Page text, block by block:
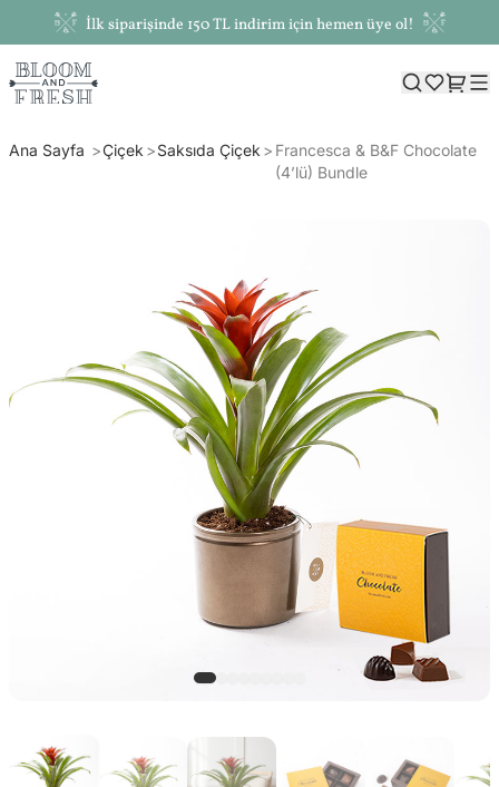
İlk siparişinde 150 TL indirim için hemen üye ol!
Ana Sayfa Çiçek Saksıda Çiçek
Francesca & B&F Chocolate
(4’lü) Bundle